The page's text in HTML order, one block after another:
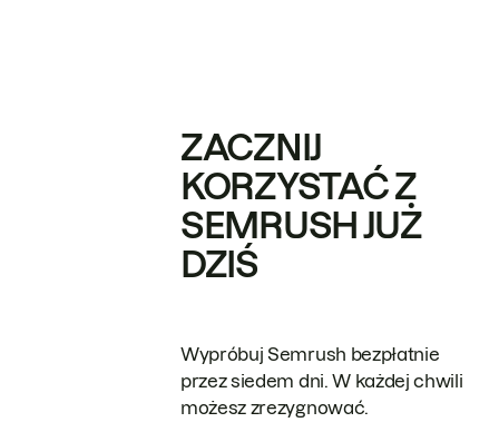
ZACZNIJ
KORZYSTAĆ Z
SEMRUSH JUŻ
DZIŚ
Wypróbuj Semrush bezpłatnie
przez siedem dni. W każdej chwili
możesz zrezygnować.